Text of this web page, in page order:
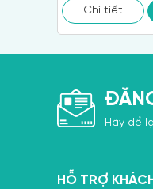
Chi tiết
Hãy để
HỖ TRỢ